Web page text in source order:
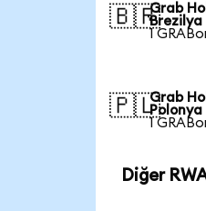
🇧🇷Grab
Brezilya
1
🇵🇱Grab
1
Diğer